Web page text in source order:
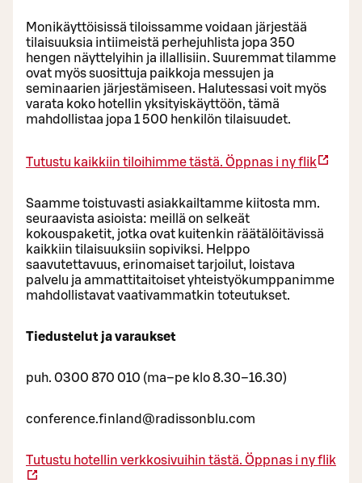
Monikäyttöisissä tiloissamme voidaan järjestää
tilaisuuksia intiimeistä perhejuhlista jopa 350
hengen näyttelyihin ja illallisiin. Suuremmat tilamme
ovat myös suosittuja paikkoja messujen ja
seminaarien järjestämiseen. Halutessasi voit myös
varata koko hotellin yksityiskäyttöön, tämä
mahdollistaa jopa 1 500 henkilön tilaisuudet.
Tutustu kaikkiin tiloihimme tästä. Öppnas i ny flik
Saamme toistuvasti asiakkailtamme kiitosta mm.
seuraavista asioista: meillä on selkeät
kokouspaketit, jotka ovat kuitenkin räätälöitävissä
kaikkiin tilaisuuksiin sopiviksi. Helppo
saavutettavuus, erinomaiset tarjoilut, loistava
palvelu ja ammattitaitoiset yhteistyökumppanimme
mahdollistavat vaativammatkin toteutukset.
Tiedustelut ja varaukset
puh. 0300 870 010 (ma–pe klo 8.30–16.30)
conference.finland@radissonblu.com
Tutustu hotellin verkkosivuihin tästä. Öppnas i ny flik